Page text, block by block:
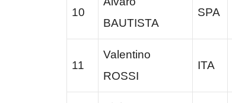
10
BAUTISTA
SPA
11
Valentino
ROSSI
ITA